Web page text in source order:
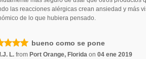
las reacciones alérgicas crean ansiedad y más
de lo que hubiera pensado.
bueno como se pone
L. from Port Orange, Florida on 04 ene 2019